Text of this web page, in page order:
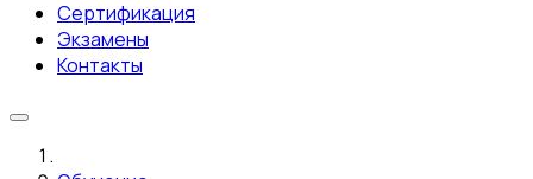
Сертификация
Экзамены
Контакты